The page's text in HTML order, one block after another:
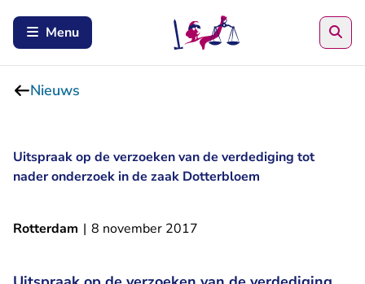
Menu
Nieuws
Uitspraak op de verzoeken van de verdediging tot
nader onderzoek in de zaak Dotterbloem
Rotterdam | 8 november 2017